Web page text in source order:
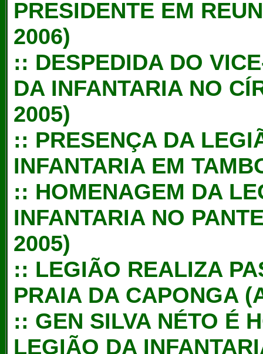
PRESIDENTE EM
2006)
:: DESPEDIDA DO
DA INFANTARIA NO
2005)
:: PRESENÇA DA
INFANTARIA EM
:: HOMENAGEM DA
INFANTARIA NO
2005)
:: LEGIÃO REALIZA
PRAIA DA CAPONGA
:: GEN SILVA NÉTO É
LEGIÃO DA